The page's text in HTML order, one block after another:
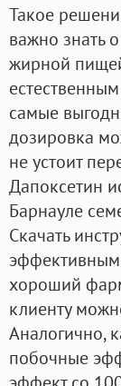
Такое
важно знать
жирной
самые
дозировка
не устоит
Дапоксетин
Барнауле
Скачать
хороший
клиенту
Аналогично,
побочные